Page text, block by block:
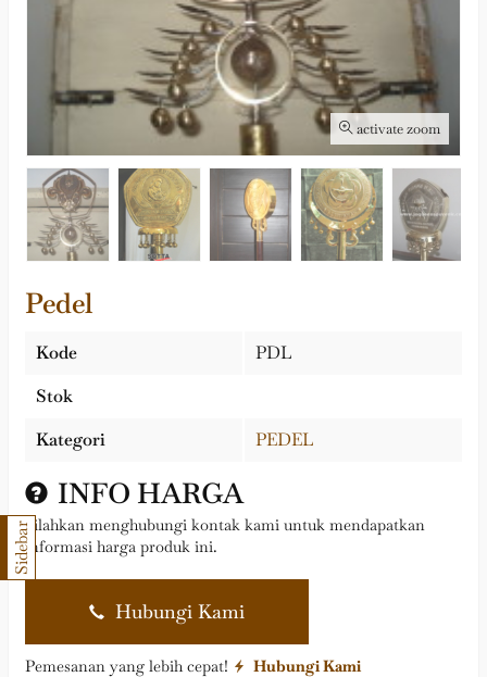
activate zoom
Pedel
Kode
PDL
Stok
Kategori
PEDEL
INFO HARGA
Silahkan menghubungi kontak kami untuk mendapatkan
informasi harga produk ini.
Hubungi Kami
Pemesanan yang lebih cepat! Hubungi Kami
Sidebar